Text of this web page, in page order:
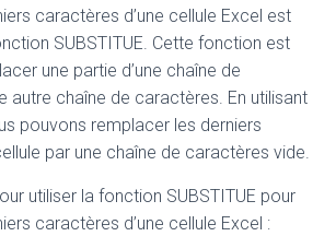
caractères d’une cellule Excel est
SUBSTITUE. Cette fonction est
une partie d’une chaîne de
autre chaîne de caractères. En utilisant
pouvons remplacer les derniers
par une chaîne de caractères vide.
utiliser la fonction SUBSTITUE pour
caractères d’une cellule Excel :